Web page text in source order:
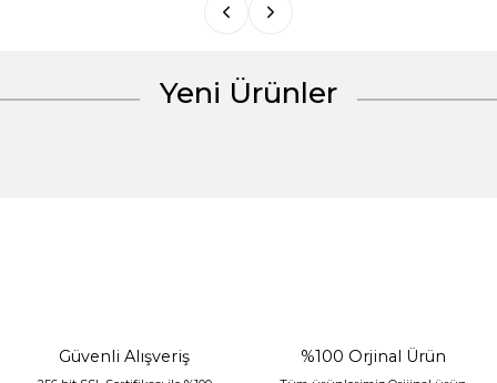
Yeni Ürünler
Güvenli Alışveriş %100 Orjinal Ürün